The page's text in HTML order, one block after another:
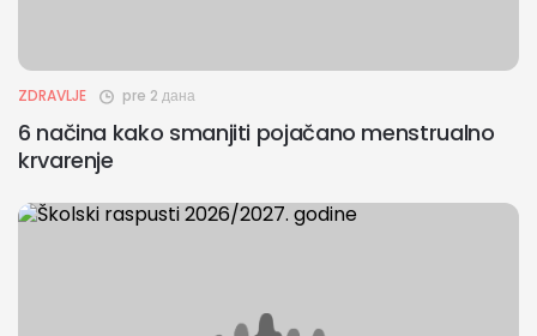
ZDRAVLJE pre 2 дана
6 načina kako smanjiti pojačano menstrualno
krvarenje